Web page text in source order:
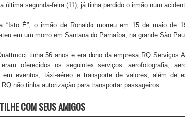
última segunda-feira (11), já tinha perdido o irmão num
“Isto É”, o irmão de Ronaldo morreu em 15 de maio de
em um morro em Santana do Parnaíba, na grande São
tinha 56 anos e era dono da empresa RQ Serviços
oferecidos os seguintes serviços: aerofotografia,
em eventos, táxi-aéreo e transporte de valores, além de
não tinha autorização para transportar passageiros.
COM SEUS AMIGOS